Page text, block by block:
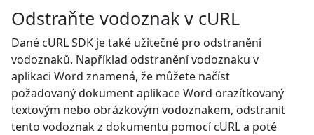
Odstraňte vodoznak v cURL
Dané cURL SDK je také užitečné pro odstranění
vodoznaků. Například odstranění vodoznaku v
aplikaci Word znamená, že můžete načíst
požadovaný dokument aplikace Word orazítkovaný
textovým nebo obrázkovým vodoznakem, odstranit
tento vodoznak z dokumentu pomocí cURL a poté